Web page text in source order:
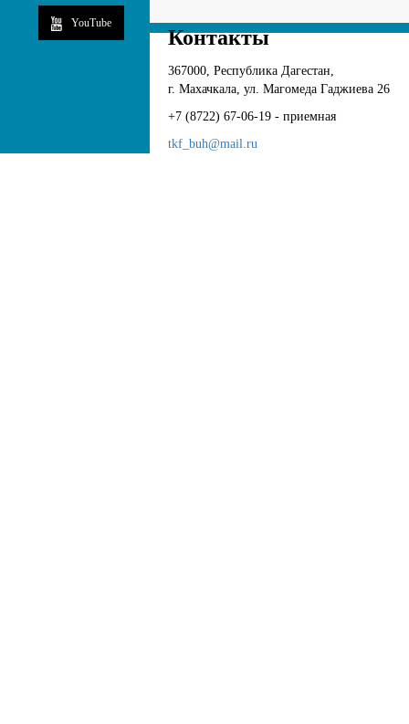
YouTube
Контакты
367000, Республика Дагестан,
г. Махачкала, ул. Магомеда Гаджиева 26
+7 (8722) 67-06-19 - приемная
tkf_buh@mail.ru